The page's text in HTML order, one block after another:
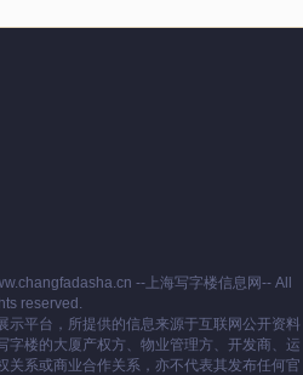
--上海写字楼信息网-- All
reserved.
示平台，所提供的信息来源于互联网公开资料
字楼的大厦产权方、物业管理方、开发商、运
关系或商业合作关系，亦不代表其发布任何官